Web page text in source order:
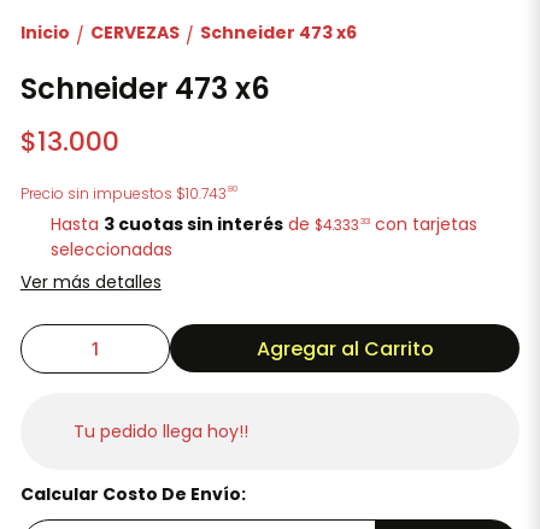
Inicio / CERVEZAS / Schneider 473 x6
Schneider 473 x6
$13.000
Precio sin impuestos $10.74380
Hasta 3 cuotas sin interés de $4.33333 con tarjetas
seleccionadas
Ver más detalles
Agregar al Carrito
Tu pedido llega hoy!!
Calcular Costo De Envío: